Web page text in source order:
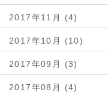
2017年11月 (4)
2017年10月 (10)
2017年09月 (3)
2017年08月 (4)